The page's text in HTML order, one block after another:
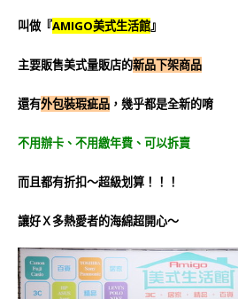
叫做『AMIGO美式生活館』
主要販售美式量販店的新品下架商品
還有外包裝瑕疵品 ，幾乎都是全新的唷
不用辦卡、不用繳年費、可以拆賣
而且都有折扣～超級划算！！！
讓好Ｘ多熱愛者的海綿超開心～